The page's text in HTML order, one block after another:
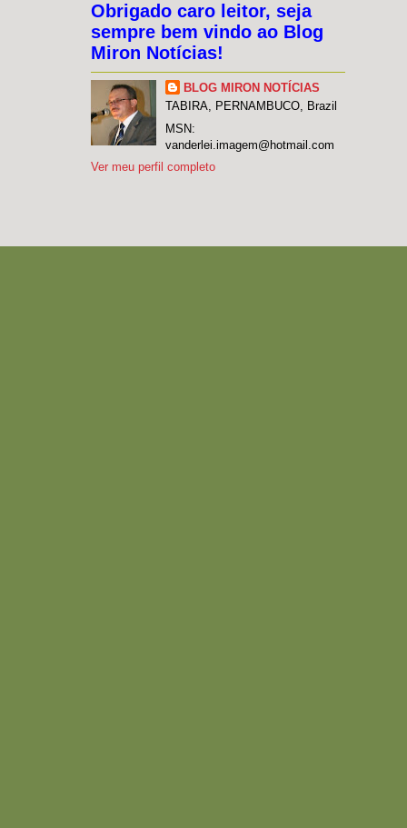
Obrigado caro leitor, seja
sempre bem vindo ao Blog
Miron Notícias!
BLOG MIRON NOTÍCIAS
TABIRA, PERNAMBUCO, Brazil
MSN:
vanderlei.imagem@hotmail.com
Ver meu perfil completo